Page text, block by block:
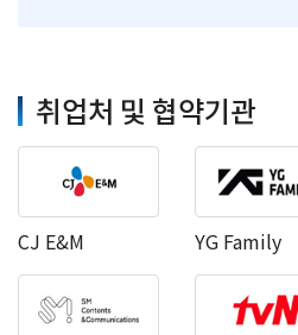
취업처 및 협약기관
CJ E&M YG Family